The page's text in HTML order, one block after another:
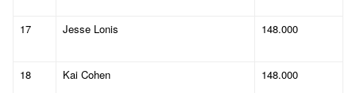
17 Jesse Lonis 148.000
18 Kai Cohen 148.000